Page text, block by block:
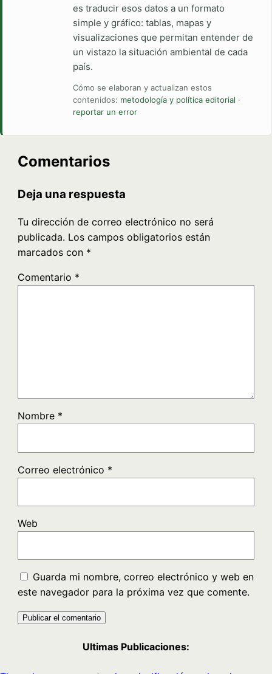
es traducir esos datos a un formato
simple y gráfico: tablas, mapas y
visualizaciones que permitan entender de
un vistazo la situación ambiental de cada
país.
Cómo se elaboran y actualizan estos
contenidos: metodología y política editorial ·
reportar un error
Comentarios
Deja una respuesta
Tu dirección de correo electrónico no será
publicada. Los campos obligatorios están
marcados con *
Comentario *
Nombre *
Correo electrónico *
Web
Guarda mi nombre, correo electrónico y web en
este navegador para la próxima vez que comente.
Ultimas Publicaciones: